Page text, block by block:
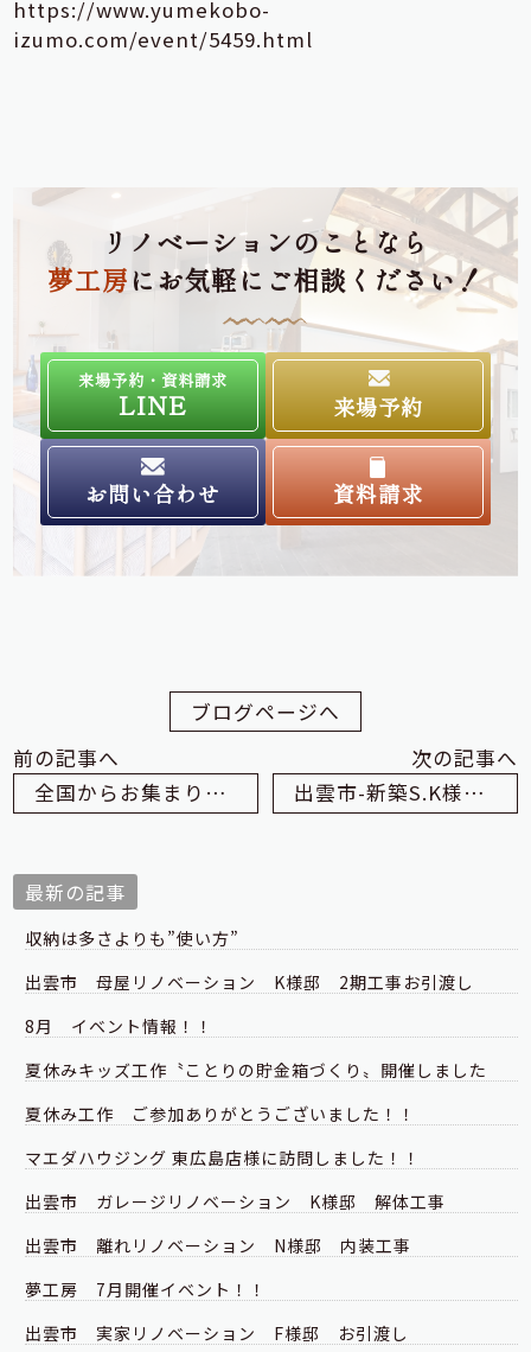
https://www.yumekobo-
izumo.com/event/5459.html
リノベーションのことなら
夢工房にお気軽にご相談ください！
来場予約・資料請求
LINE 来場予約
お問い合わせ 資料請求
ブログページへ
前の記事へ
全国からお集まりいただきました
次の記事へ
出雲市-新築S.K様邸 パントリーの塗り壁
最新の記事
収納は多さよりも”使い方”
出雲市 母屋リノベーション K様邸 2期工事お引渡し
8月 イベント情報！！
夏休みキッズ工作〝ことりの貯金箱づくり〟開催しました
夏休み工作 ご参加ありがとうございました！！
マエダハウジング 東広島店様に訪問しました！！
出雲市 ガレージリノベーション K様邸 解体工事
出雲市 離れリノベーション N様邸 内装工事
夢工房 7月開催イベント！！
出雲市 実家リノベーション F様邸 お引渡し